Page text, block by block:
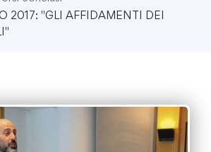
2017: "GLI AFFIDAMENTI DEI